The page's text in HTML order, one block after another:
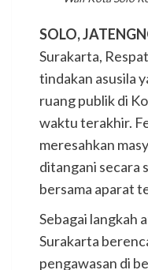
SOLO,
Surakarta,
tindakan asusila
ruang publik di
waktu terakhir.
meresahkan
ditangani secara
bersama aparat
Sebagai langkah
Surakarta
pengawasan di